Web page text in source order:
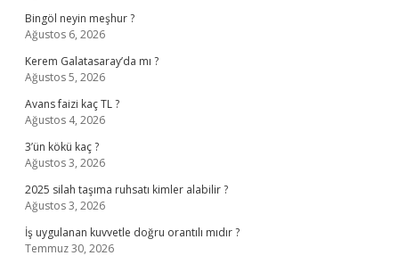
Bingöl neyin meşhur ?
Ağustos 6, 2026
Kerem Galatasaray’da mı ?
Ağustos 5, 2026
Avans faizi kaç TL ?
Ağustos 4, 2026
3’ün kökü kaç ?
Ağustos 3, 2026
2025 silah taşıma ruhsatı kimler alabilir ?
Ağustos 3, 2026
İş uygulanan kuvvetle doğru orantılı mıdır ?
Temmuz 30, 2026